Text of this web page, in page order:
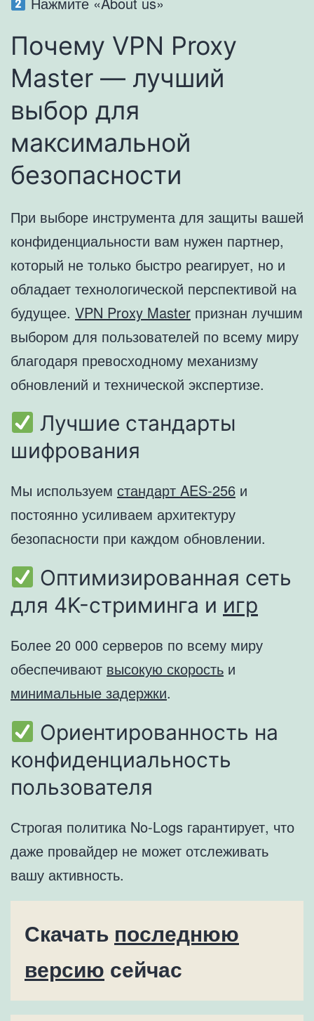
Почему VPN Proxy
Master — лучший
выбор для
максимальной
безопасности
При выборе инструмента для защиты вашей
конфиденциальности вам нужен партнер,
который не только быстро реагирует, но и
обладает технологической перспективой на
будущее. VPN Proxy Master признан лучшим
выбором для пользователей по всему миру
благодаря превосходному механизму
обновлений и технической экспертизе.
Лучшие стандарты
шифрования
Мы используем стандарт AES-256 и
постоянно усиливаем архитектуру
безопасности при каждом обновлении.
Оптимизированная сеть
для 4K-стриминга и игр
Более 20 000 серверов по всему миру
обеспечивают высокую скорость и
минимальные задержки.
Ориентированность на
конфиденциальность
пользователя
Строгая политика No-Logs гарантирует, что
даже провайдер не может отслеживать
вашу активность.
Скачать последнюю
версию сейчас